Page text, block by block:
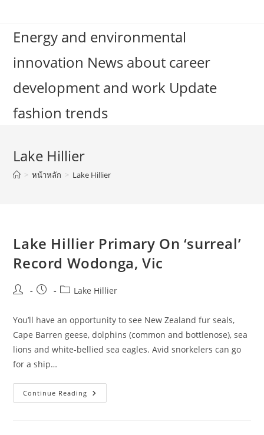
contentEnergy and environmental
innovation News about career
development and work Update
fashion trends
Lake Hillier
> หน้าหลัก > Lake Hillier
Lake Hillier Primary On ‘surreal’
Record Wodonga, Vic
Post
Post
PostLake Hillier
You’ll have an opportunity to see New Zealand fur seals,
Cape Barren geese, dolphins (common and bottlenose), sea
lions and white-bellied sea eagles. Avid snorkelers can go
for a ship…
Continue Reading Lake
Hillier